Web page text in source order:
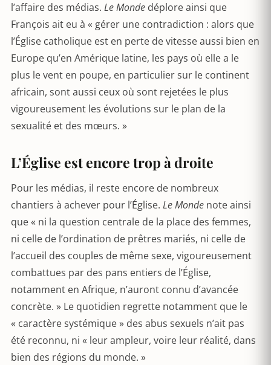
l’affaire des médias. Le Monde déplore ainsi que
François ait eu à « gérer une contradiction : alors que
l’Église catholique est en perte de vitesse aussi bien en
Europe qu’en Amérique latine, les pays où elle a le
plus le vent en poupe, en particulier sur le continent
africain, sont aussi ceux où sont rejetées le plus
vigoureusement les évolutions sur le plan de la
sexualité et des mœurs. »
L’Église est encore trop à droite
Pour les médias, il reste encore de nombreux
chantiers à achever pour l’Église. Le Monde note ainsi
que « ni la question centrale de la place des femmes,
ni celle de l’ordination de prêtres mariés, ni celle de
l’accueil des couples de même sexe, vigoureusement
combattues par des pans entiers de l’Église,
notamment en Afrique, n’auront connu d’avancée
concrète. » Le quotidien regrette notamment que le
« caractère systémique » des abus sexuels n’ait pas
été reconnu, ni « leur ampleur, voire leur réalité, dans
bien des régions du monde. »